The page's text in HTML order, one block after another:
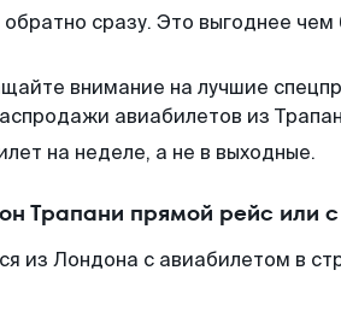
сразу. Это выгоднее
внимание на лучшие
авиабилетов из
на неделе, а не в выходные.
Трапани прямой рейс или
из Лондона с авиабилетом в